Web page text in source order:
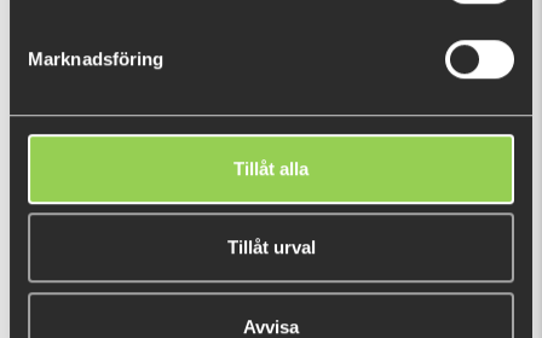
Marknadsföring
Tillåt alla
Tillåt urval
Avvisa
3pcs
2 x 12ft